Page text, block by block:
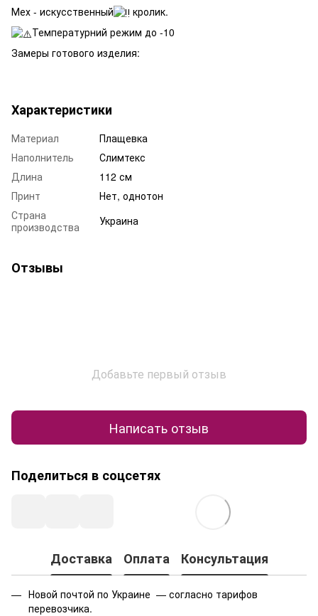
Мех - искусственный
кролик.
Температурний режим до -10
Замеры готового изделия:
Характеристики
Материал
Плащевка
Наполнитель
Слимтекс
Длина
112 см
Принт
Нет, однотон
Страна
производства
Украина
Отзывы
Добавьте первый отзыв
Написать отзыв
Поделиться в соцсетях
Доставка Оплата Консультация
Новой почтой по Украине — согласно тарифов
перевозчика.